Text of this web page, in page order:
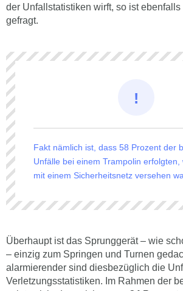
der Unfallstatistiken wirft, so ist
gefragt.
Fakt nämlich ist, dass 58 Prozent der
Unfälle bei einem Trampolin erfolgten,
mit einem Sicherheitsnetz versehen
Überhaupt ist das Sprunggerät – wie
– einzig zum Springen und Turnen
alarmierender sind diesbezüglich die
Verletzungsstatistiken. Im Rahmen der